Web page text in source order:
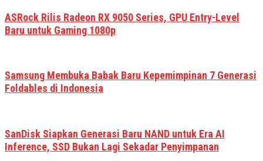
ASRock Rilis Radeon RX 9050 Series, GPU Entry-Level
Baru untuk Gaming 1080p
Samsung Membuka Babak Baru Kepemimpinan 7 Generasi
Foldables di Indonesia
SanDisk Siapkan Generasi Baru NAND untuk Era AI
Inference, SSD Bukan Lagi Sekadar Penyimpanan